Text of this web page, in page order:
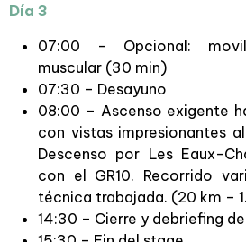
Día 3
07:00 – Opcional:
muscular (30 min)
07:30 – Desayuno
08:00 – Ascenso exigente
con vistas impresionantes al
Descenso por Les Eaux-
con el GR10. Recorrido
técnica trabajada. (20 km –
14:30 – Cierre y debriefing